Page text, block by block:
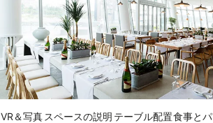
VR＆写真 スペースの説明 テーブル配置食事と